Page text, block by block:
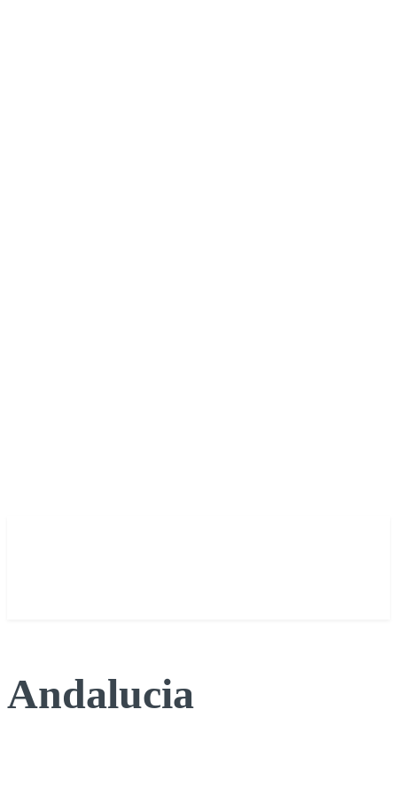
Andalucia